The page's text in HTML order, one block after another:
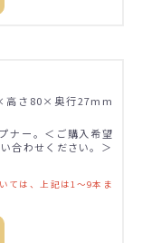
高さ80×奥行27mm
ナー。＜ご購入希望
合わせください。＞
ては、上記は1～9本ま